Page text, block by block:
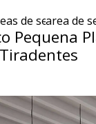
de servico
area de
Pequena